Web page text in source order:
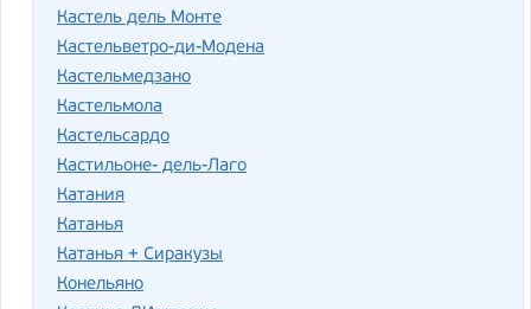
Кастель дель Монте
Кастельветро-ди-Модена
Кастельмедзано
Кастельмола
Кастельсардо
Кастильоне- дель-Лаго
Катания
Катанья
Катанья + Сиракузы
Конельяно